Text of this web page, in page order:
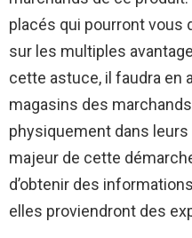
placés qui pourront vous
sur les multiples
cette astuce, il faudra en
magasins des
physiquement dans leurs
majeur de cette
d’obtenir des
elles proviendront des